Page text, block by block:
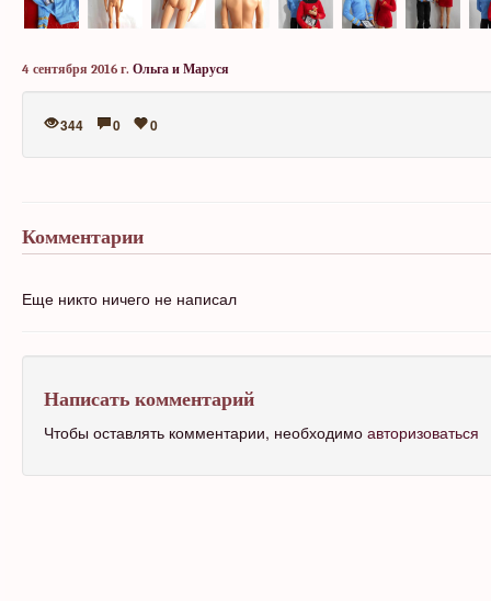
4 сентября 2016 г. Ольга и Маруся
344 0 0
Комментарии
Еще никто ничего не написал
Написать комментарий
Чтобы оставлять комментарии, необходимо авторизоваться